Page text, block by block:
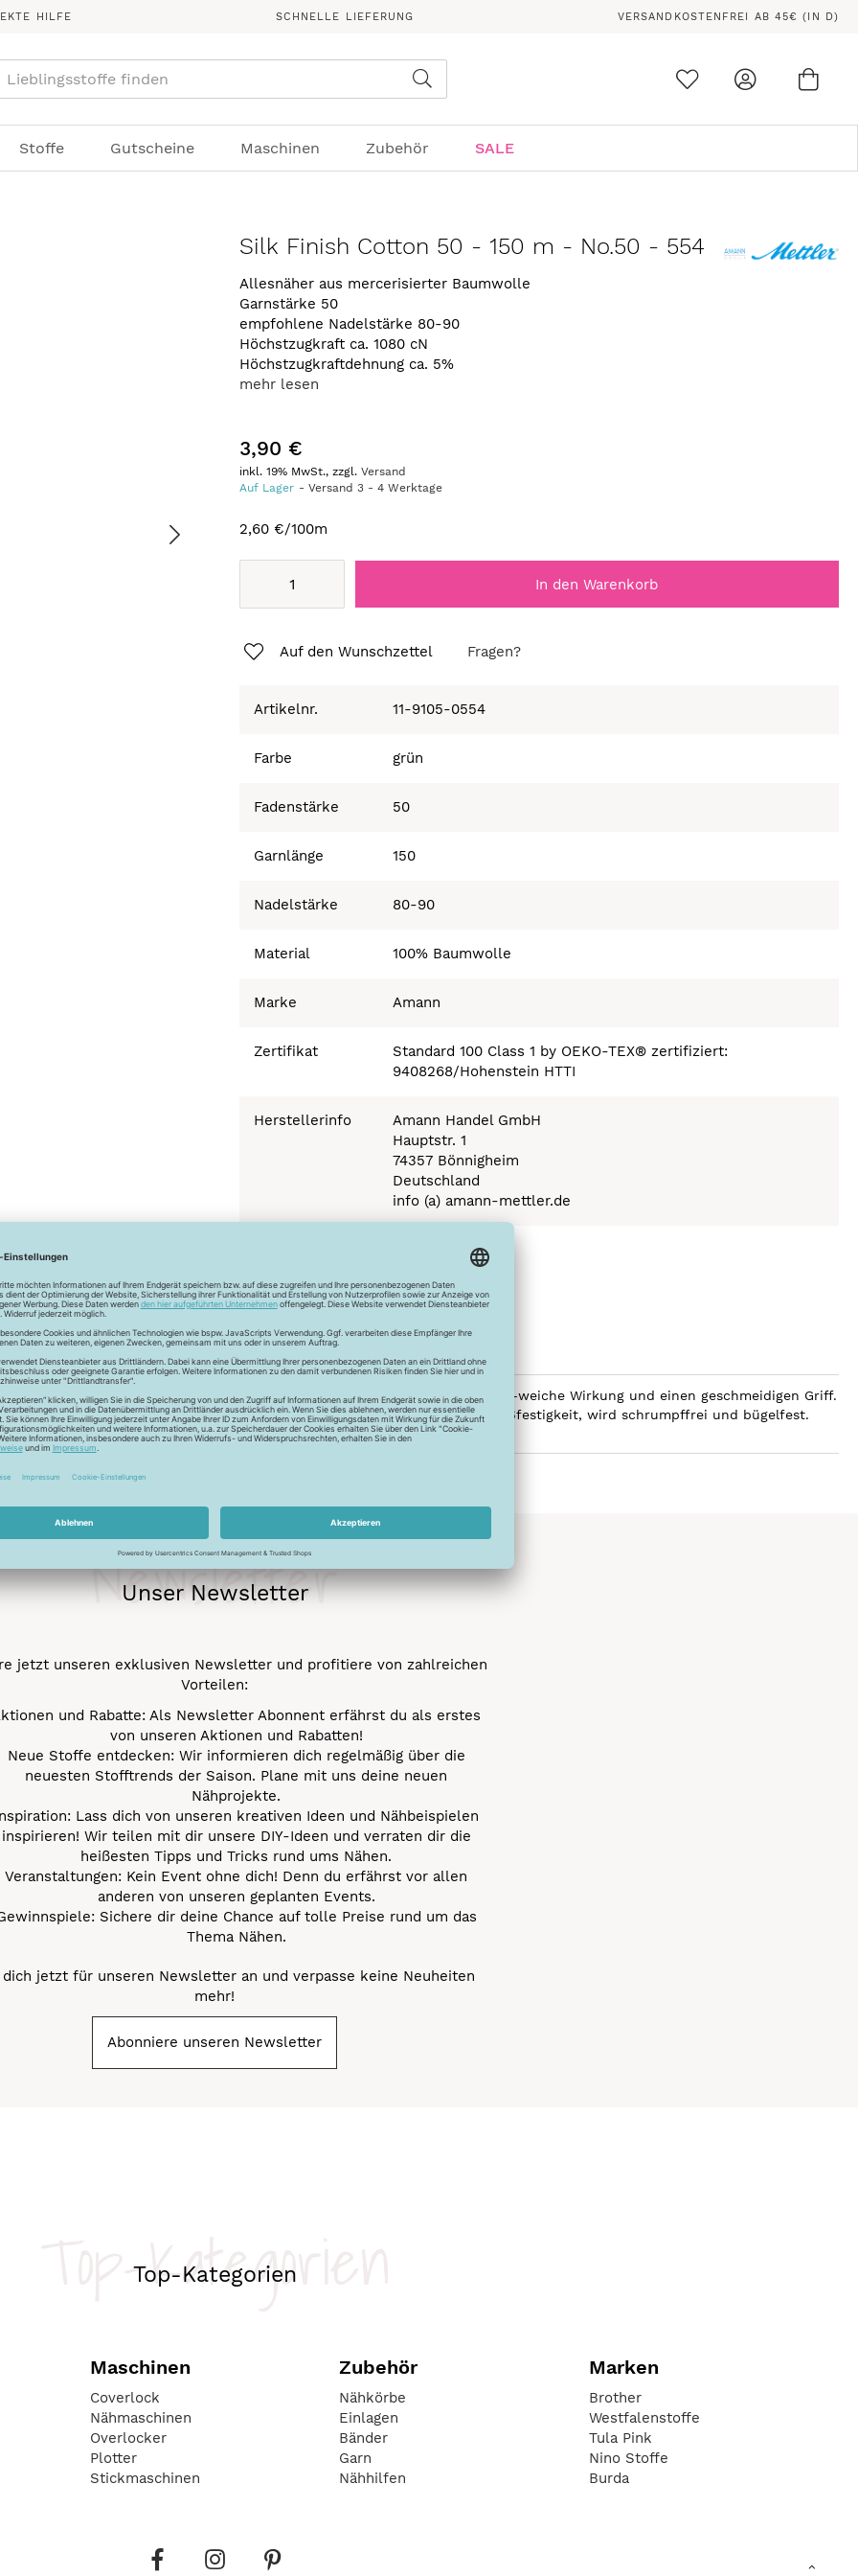
HILFE SCHNELLE LIEFERUNG VERSANDKOSTENFREI AB 45€ (IN D)
Stoffe Gutscheine Maschinen Zubehör SALE
Silk Finish Cotton 50 - 150 m - No.50 - 554
Allesnäher aus mercerisierter Baumwolle
Garnstärke 50
empfohlene Nadelstärke 80-90
Höchstzugkraft ca. 1080 cN
Höchstzugkraftdehnung ca. 5%
mehr lesen
3,90 €
inkl. 19% MwSt., zzgl.Versand
Auf Lager
Versand3 -4 Werktage
2,60 €/100m
In den Warenkorb
Auf den Wunschzettel Fragen?
Artikelnr. 11-9105-0554
Farbe grün
Fadenstärke 50
Garnlänge 150
Nadelstärke 80-90
Material 100% Baumwolle
Marke Amann
Zertifikat
Standard 100 Class 1 by OEKO-TEX® zertifiziert:
9408268/Hohenstein HTTI
Herstellerinfo
Amann Handel GmbH
Hauptstr. 1
74357 Bönnigheim
Deutschland
info (a) amann-mettler.de
für feinste Baumwollkreationen. Das Garn besticht durch eine luxuriös-weiche Wirkung und einen geschmeidigen Griff.
Durch den Mercerisationsprozess erlangt das Garn eine hohe Reißfestigkeit, wird schrumpffrei und bügelfest.
und kann auch nicht gebleicht werden.
Unser Newsletter
Newsletter
jetzt unseren exklusiven Newsletter und profitiere von zahlreichen
Vorteilen:
und Rabatte: Als Newsletter Abonnent erfährst du als erstes
von unseren Aktionen und Rabatten!
Neue Stoffe entdecken: Wir informieren dich regelmäßig über die
neuesten Stofftrends der Saison. Plane mit uns deine neuen
Nähprojekte.
Lass dich von unseren kreativen Ideen und Nähbeispielen
inspirieren! Wir teilen mit dir unsere DIY-Ideen und verraten dir die
heißesten Tipps und Tricks rund ums Nähen.
Veranstaltungen: Kein Event ohne dich! Denn du erfährst vor allen
anderen von unseren geplanten Events.
Sichere dir deine Chance auf tolle Preise rund um das
Thema Nähen.
dich jetzt für unseren Newsletter an und verpasse keine Neuheiten
mehr!
Abonniere unseren Newsletter
Top-Kategorien
Top-Kategorien
Maschinen
Coverlock
Nähmaschinen
Overlocker
Plotter
Stickmaschinen
Zubehör
Nähkörbe
Einlagen
Bänder
Garn
Nähhilfen
Marken
Brother
Westfalenstoffe
Tula Pink
Nino Stoffe
Burda